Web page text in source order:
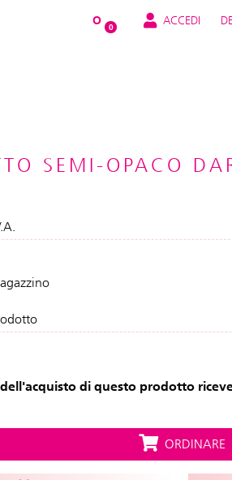
O 0 ACCEDI DE
SEMI-OPACO
di questo prodotto
ORDINARE